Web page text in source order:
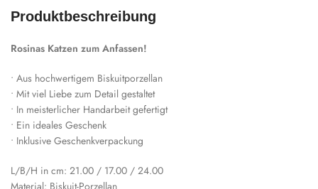
Produktbeschreibung
Rosinas Katzen zum Anfassen!
• Aus hochwertigem Biskuitporzellan
• Mit viel Liebe zum Detail gestaltet
• In meisterlicher Handarbeit gefertigt
• Ein ideales Geschenk
• Inklusive Geschenkverpackung
L/B/H in cm: 21.00 / 17.00 / 24.00